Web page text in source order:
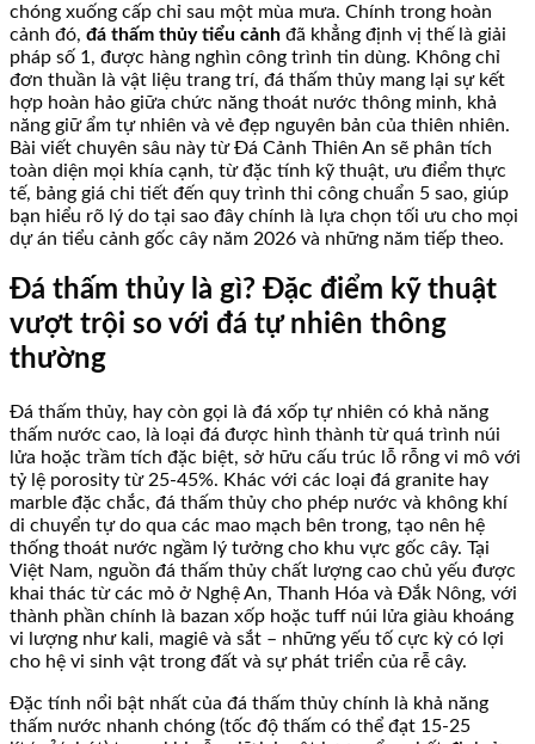
chóng xuống cấp chỉ sau một mùa mưa. Chính trong hoàn
cảnh đó, đá thấm thủy tiểu cảnh đã khẳng định vị thế là giải
pháp số 1, được hàng nghìn công trình tin dùng. Không chỉ
đơn thuần là vật liệu trang trí, đá thấm thủy mang lại sự kết
hợp hoàn hảo giữa chức năng thoát nước thông minh, khả
năng giữ ẩm tự nhiên và vẻ đẹp nguyên bản của thiên nhiên.
Bài viết chuyên sâu này từ Đá Cảnh Thiên An sẽ phân tích
toàn diện mọi khía cạnh, từ đặc tính kỹ thuật, ưu điểm thực
tế, bảng giá chi tiết đến quy trình thi công chuẩn 5 sao, giúp
bạn hiểu rõ lý do tại sao đây chính là lựa chọn tối ưu cho mọi
dự án tiểu cảnh gốc cây năm 2026 và những năm tiếp theo.
Đá thấm thủy là gì? Đặc điểm kỹ thuật
vượt trội so với đá tự nhiên thông
thường
Đá thấm thủy, hay còn gọi là đá xốp tự nhiên có khả năng
thấm nước cao, là loại đá được hình thành từ quá trình núi
lửa hoặc trầm tích đặc biệt, sở hữu cấu trúc lỗ rỗng vi mô với
tỷ lệ porosity từ 25-45%. Khác với các loại đá granite hay
marble đặc chắc, đá thấm thủy cho phép nước và không khí
di chuyển tự do qua các mao mạch bên trong, tạo nên hệ
thống thoát nước ngầm lý tưởng cho khu vực gốc cây. Tại
Việt Nam, nguồn đá thấm thủy chất lượng cao chủ yếu được
khai thác từ các mỏ ở Nghệ An, Thanh Hóa và Đắk Nông, với
thành phần chính là bazan xốp hoặc tuff núi lửa giàu khoáng
vi lượng như kali, magiê và sắt – những yếu tố cực kỳ có lợi
cho hệ vi sinh vật trong đất và sự phát triển của rễ cây.
Đặc tính nổi bật nhất của đá thấm thủy chính là khả năng
thấm nước nhanh chóng (tốc độ thấm có thể đạt 15-25